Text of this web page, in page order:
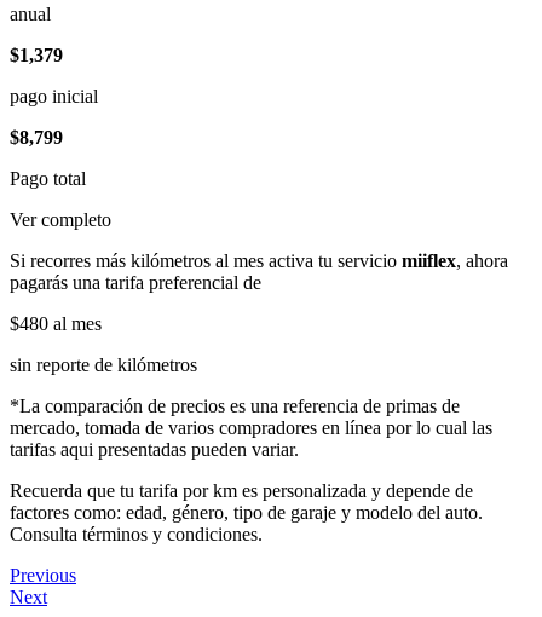
anual
$1,379
pago inicial
$8,799
Pago total
Ver completo
Si recorres más kilómetros al mes activa tu servicio miiflex, ahora
pagarás una tarifa preferencial de
$480 al mes
sin reporte de kilómetros
*La comparación de precios es una referencia de primas de
mercado, tomada de varios compradores en línea por lo cual las
tarifas aqui presentadas pueden variar.
Recuerda que tu tarifa por km es personalizada y depende de
factores como: edad, género, tipo de garaje y modelo del auto.
Consulta términos y condiciones.
Previous
Next